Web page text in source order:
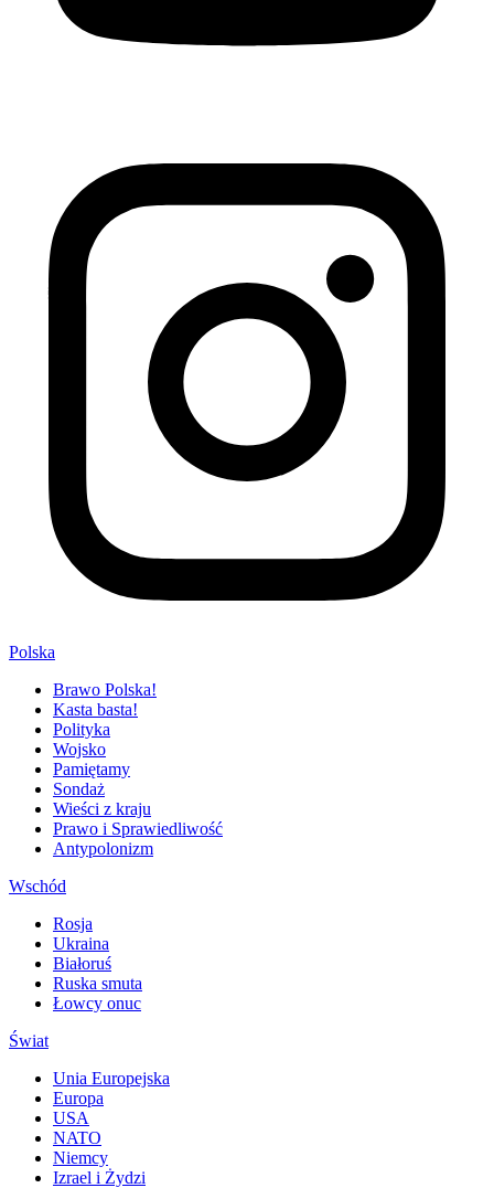
Polska
Brawo Polska!
Kasta basta!
Polityka
Wojsko
Pamiętamy
Sondaż
Wieści z kraju
Prawo i Sprawiedliwość
Antypolonizm
Wschód
Rosja
Ukraina
Białoruś
Ruska smuta
Łowcy onuc
Świat
Unia Europejska
Europa
USA
NATO
Niemcy
Izrael i Żydzi